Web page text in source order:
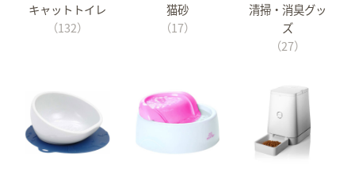
キャットトイレ
（132）
猫砂
（17）
清掃・消臭グッ
ズ
（27）